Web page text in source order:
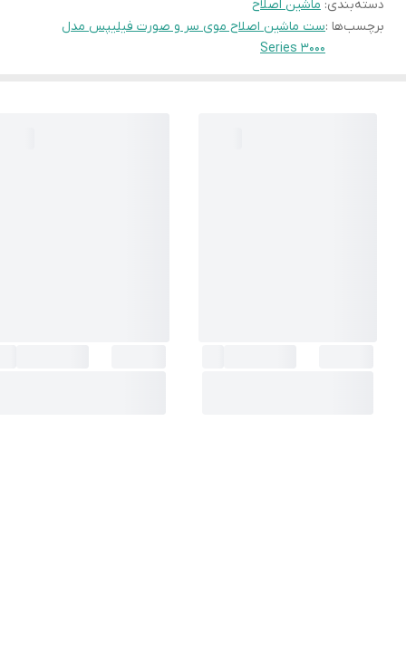
دسته‌بندی: ماشین اصلاح
برچسب‌ها :ست ماشین اصلاح موی سر و صورت فیلیپس مدل
Series 3000